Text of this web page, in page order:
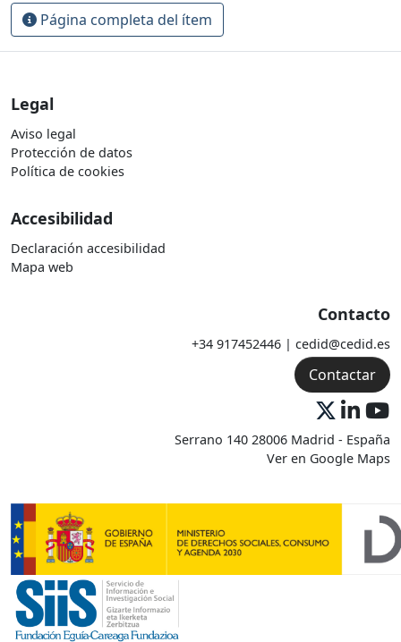
Página completa del ítem
Legal
Aviso legal
Protección de datos
Política de cookies
Accesibilidad
Declaración accesibilidad
Mapa web
Contacto
+34 917452446 | cedid@cedid.es
Contactar
Serrano 140 28006 Madrid - España
Ver en Google Maps